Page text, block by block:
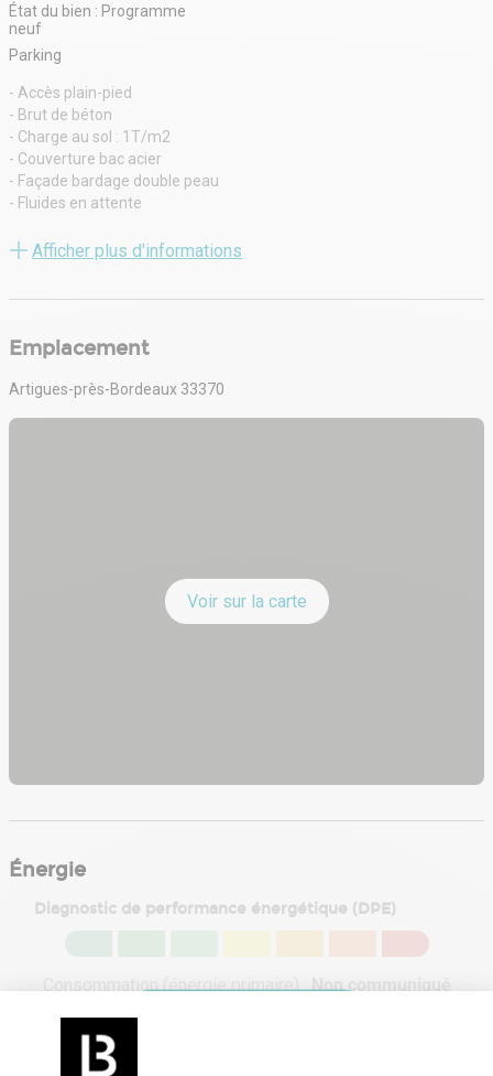
État du bien : Programme
neuf
Parking
- Accès plain-pied
- Brut de béton
- Charge au sol : 1T/m2
- Couverture bac acier
- Façade bardage double peau
- Fluides en attente
- Parking Extérieur
- Terrain clos
Afficher plus d'informations
Emplacement
Artigues-près-Bordeaux 33370
Voir sur la carte
Énergie
Diagnostic de performance énergétique (DPE)
Consommation (énergie primaire) :Non communiqué
Indice d'émission de gaz à effet de serre (GES)